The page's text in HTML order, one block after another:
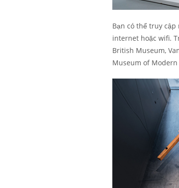
Bạn có thể truy
internet hoặc wifi.
British Museum,
Museum of